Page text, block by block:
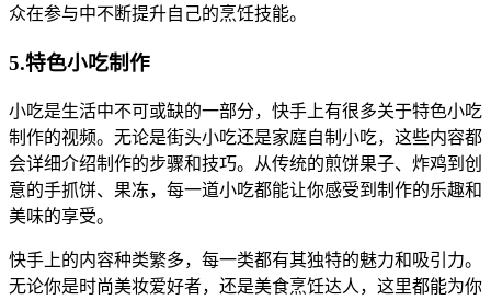
众在参与中不断提升自己的烹饪技能。
5.特色小吃制作
小吃是生活中不可或缺的一部分，快手上有很多关于特色小吃
制作的视频。无论是街头小吃还是家庭自制小吃，这些内容都
会详细介绍制作的步骤和技巧。从传统的煎饼果子、炸鸡到创
意的手抓饼、果冻，每一道小吃都能让你感受到制作的乐趣和
美味的享受。
快手上的内容种类繁多，每一类都有其独特的魅力和吸引力。
无论你是时尚美妆爱好者，还是美食烹饪达人，这里都能为你